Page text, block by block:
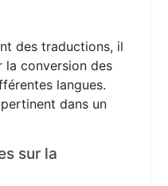
des traductions, il
conversion des
langues.
dans un
sur la